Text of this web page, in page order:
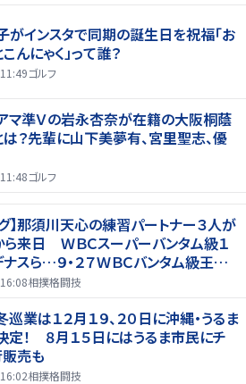
がインスタで同期の誕生日を祝福「お
んにゃく」って誰？
ゴルフ
マ準Ｖの岩永杏奈が在籍の大阪桐蔭
？先輩に山下美夢有、宮里聖志、優
ゴルフ
】那須川天心の練習パートナー３人が
ら来日 ＷＢＣスーパーバンタム級１
スら…９・２７ＷＢＣバンタム級王者・
再戦相撲格闘技
業は１２月１９、２０日に沖縄・うるま
定！ ８月１５日にはうるま市民にチ
販売も
相撲格闘技